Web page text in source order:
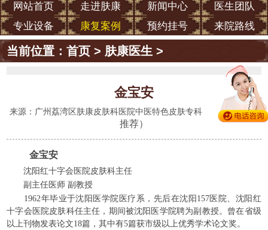
网站首页 走进肤康 新闻中心
医生团队
专业设备
康复案例 预约挂号 来院路线
当前位置：首页 > 肤康医生 >
金宝安
来源：广州荔湾区肤康皮肤科医院中医特色皮肤专科
(428人
推荐）
金宝安
沈阳红十字会医院皮肤科主任
副主任医师 副教授
1962年毕业于沈阳医学院医疗系，先后在沈阳157医院、沈阳红
十字会医院皮肤科任主任，期间被沈阳医学院聘为副教授。曾在省级
以上刊物发表论文18篇，其中有5篇获市级以上优秀学术论文奖。